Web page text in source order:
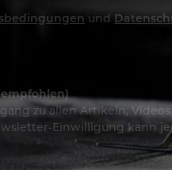
und
zu allen Artikeln,
Einwilligung kann